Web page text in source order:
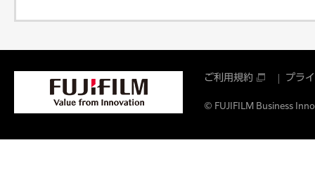
ご利用規約 プラ
© FUJIFILM Business